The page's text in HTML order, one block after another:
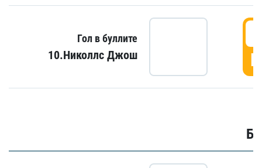
Гол в буллите
10.Николлс Джош